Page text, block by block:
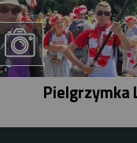
Pielgrzymka